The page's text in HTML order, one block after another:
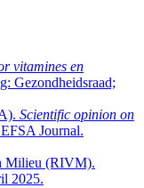
vitamines en
Gezondheidsraad;
Scientific opinion on
EFSA Journal.
Milieu (RIVM).
2025.